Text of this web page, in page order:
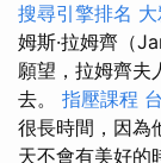
搜尋引擎排名
姆斯·拉姆齊（
願望，拉姆齊夫
去。 指壓課程
很長時間，因為
天不會有美好的